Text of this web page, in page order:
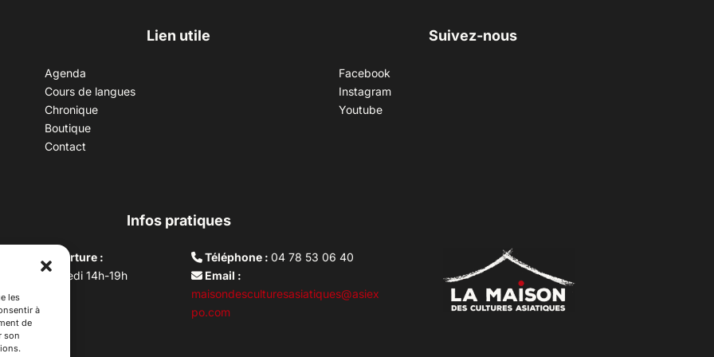
les
à
de
son
Lien utile
Agenda
Cours de langues
Chronique
Boutique
Contact
Suivez-nous
Facebook
Instagram
Youtube
Infos pratiques
d’ouverture :
au vendredi 14h-19h
10h –17h
lundi
Téléphone :04 78 53 06 40
Email :
maisondesculturesasiatiques@asiex
po.com